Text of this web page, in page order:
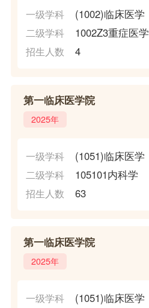
一级学科 (1002)临床医学
二级学科 1002Z3重症医学
招生人数 4
第一临床医学院
2025年
一级学科 (1051)临床医学
二级学科 105101内科学
招生人数 63
第一临床医学院
2025年
一级学科 (1051)临床医学